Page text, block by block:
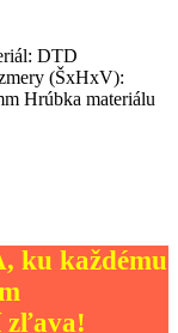
DTD
(ŠxHxV):
Hrúbka materiálu
ku každému
zľava!